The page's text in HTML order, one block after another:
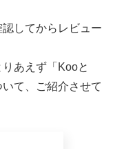
してからレビュー
あえず「Kooと
て、ご紹介させて